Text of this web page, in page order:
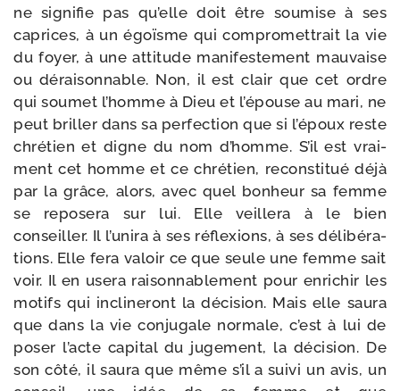
ne signi­fie pas qu’elle doit être sou­mise à ses
caprices, à un égoïsme qui com­pro­met­trait la vie
du foyer, à une atti­tude mani­fes­te­ment mau­vaise
ou dérai­son­nable. Non, il est clair que cet ordre
qui sou­met l’homme à Dieu et l’épouse au mari, ne
peut briller dans sa per­fec­tion que si l’époux reste
chré­tien et digne du nom d’homme. S’il est vrai­
ment cet homme et ce chré­tien, recons­ti­tué déjà
par la grâce, alors, avec quel bon­heur sa femme
se repo­se­ra sur lui. Elle veille­ra à le bien
conseiller. Il l’unira à ses réflexions, à ses déli­bé­ra­
tions. Elle fera valoir ce que seule une femme sait
voir. Il en use­ra rai­son­na­ble­ment pour enri­chir les
motifs qui incli­ne­ront la déci­sion. Mais elle sau­ra
que dans la vie conju­gale nor­male, c’est à lui de
poser l’acte capi­tal du juge­ment, la déci­sion. De
son côté, il sau­ra que même s’il a sui­vi un avis, un